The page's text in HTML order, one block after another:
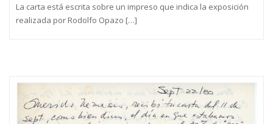
La carta está escrita sobre un impreso que indica la exposición
realizada por Rodolfo Opazo […]